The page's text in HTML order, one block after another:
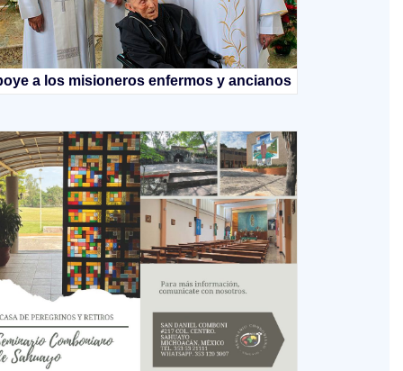
a los misioneros enfermos y ancianos